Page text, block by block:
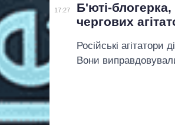
17:27
Б'юті-
чергових
Російські агітатори
Вони